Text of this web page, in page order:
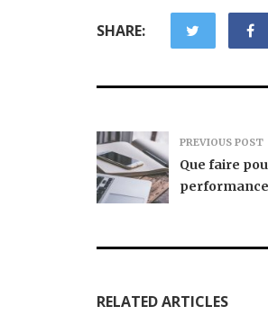
SHARE:
PREVIOUS POST
Que faire
RELATED ARTICLES